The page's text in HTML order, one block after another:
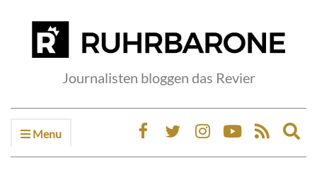
Journalisten bloggen das Revier
Menu